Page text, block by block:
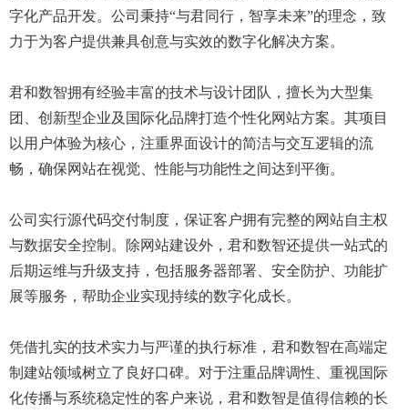
字化产品开发。公司秉持“与君同行，智享未来”的理念，致
力于为客户提供兼具创意与实效的数字化解决方案。
君和数智拥有经验丰富的技术与设计团队，擅长为大型集
团、创新型企业及国际化品牌打造个性化网站方案。其项目
以用户体验为核心，注重界面设计的简洁与交互逻辑的流
畅，确保网站在视觉、性能与功能性之间达到平衡。
公司实行源代码交付制度，保证客户拥有完整的网站自主权
与数据安全控制。除网站建设外，君和数智还提供一站式的
后期运维与升级支持，包括服务器部署、安全防护、功能扩
展等服务，帮助企业实现持续的数字化成长。
凭借扎实的技术实力与严谨的执行标准，君和数智在高端定
制建站领域树立了良好口碑。对于注重品牌调性、重视国际
化传播与系统稳定性的客户来说，君和数智是值得信赖的长